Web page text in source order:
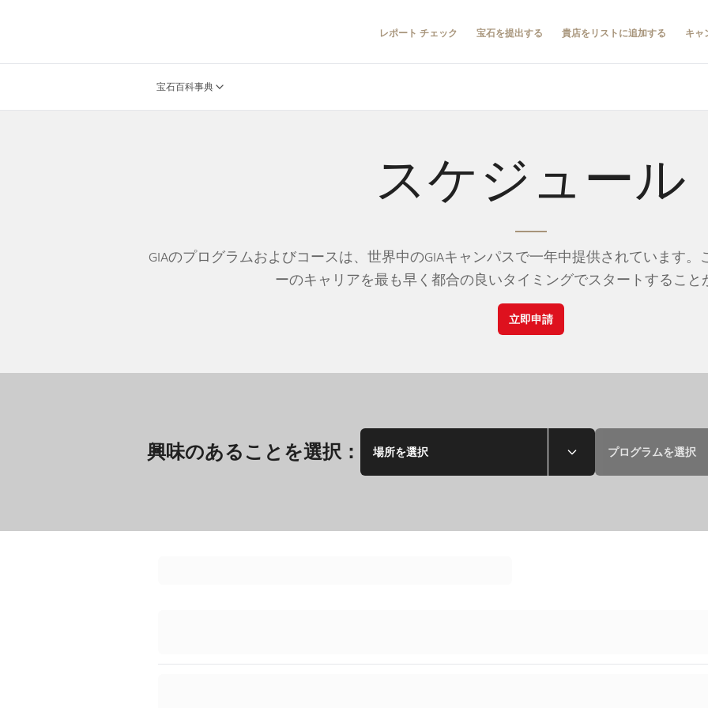
レポート チェック 宝石を提出する 貴店をリストに追加する キャ
宝石百科事典
スケジュール
GIAのプログラムおよびコースは、世界中のGIAキャンパスで一年中提供されています
ーのキャリアを最も早く都合の良いタイミングでスタートすること
立即申請
興味のあることを選択： 場所を選択 プログラムを選択